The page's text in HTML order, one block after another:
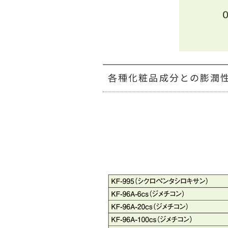
各種化粧品成分との膨潤